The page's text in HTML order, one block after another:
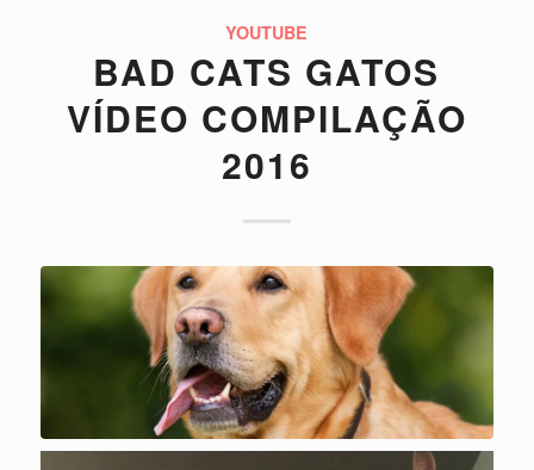
YOUTUBE
BAD CATS GATOS
VÍDEO COMPILAÇÃO
2016